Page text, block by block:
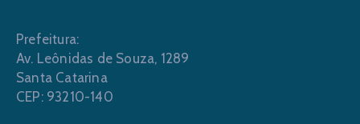
Prefeitura:
Av. Leônidas de Souza, 1289
Santa Catarina
CEP: 93210-140